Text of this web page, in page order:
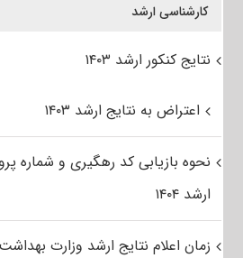
کارشناسی ارشد
نتایج کنکور ارشد ۱۴۰۳
اعتراض به نتایج ارشد ۱۴۰۳
نحوه بازیابی کد رهگیری و شماره
ارشد ۱۴۰۴
زمان اعلام نتایج ارشد وزارت بهداشت ۱۴۰۳